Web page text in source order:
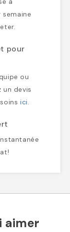
pour
ou
un devis
ici.
aimer